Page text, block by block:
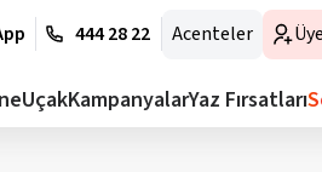
444 28 22 Acenteler
UçakKampanyalarYaz Fırsatları